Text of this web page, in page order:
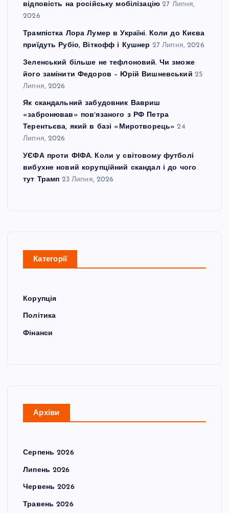
відповість на російську мобілізацію 27 Липня,
2026
Трампістка Лора Лумер в Україні. Коли до Києва
приїдуть Рубіо, Віткофф і Кушнер 27 Липня, 2026
Зеленський більше не тефлоновий. Чи зможе
його замінити Федоров – Юрій Вишневський 25
Липня, 2026
Як скандальний забудовник Вавриш
«забронював» повʼязаного з РФ Петра
Терентьєва, який в базі «Миротворець» 24
Липня, 2026
УЄФА проти ФІФА. Коли у світовому футболі
вибухне новий корупційний скандал і до чого
тут Трамп 23 Липня, 2026
Категорії
Корупція
Політика
Фінанси
Архіви
Серпень 2026
Липень 2026
Червень 2026
Травень 2026